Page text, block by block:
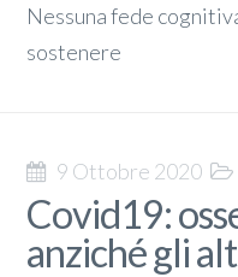
Nessuna fede
sostenere
9 Ottobre 2020
Covid19:
anziché gli